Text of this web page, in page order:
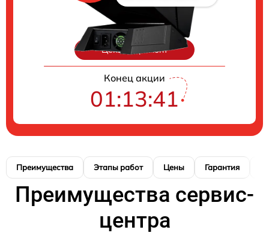
Цены на ремонт
Конец акции
01:13:40
Преимущества Этапы работ Цены Гарантия
Преимущества сервис-
центра